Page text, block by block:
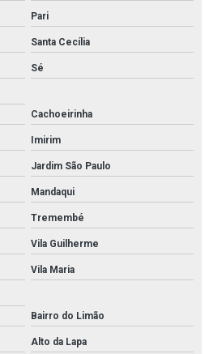
estudo
para faculdades
laboratórios
médico
médico para faculdades
médico para hospitais
médico para laboratórios
para estudo
para faculdades
para hospitais
Pari
Santa Cecília
Sé
Cachoeirinha
Imirim
Jardim São Paulo
Mandaqui
Tremembé
Vila Guilherme
Vila Maria
Bairro do Limão
Alto da Lapa